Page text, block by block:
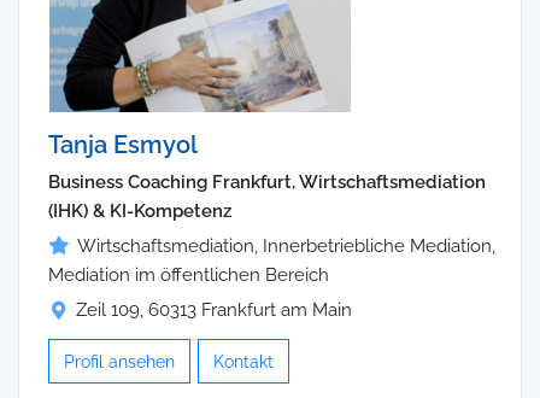
Tanja Esmyol
Business Coaching Frankfurt, Wirtschaftsmediation
(IHK) & KI-Kompetenz
Wirtschaftsmediation, Innerbetriebliche Mediation,
Mediation im öffentlichen Bereich
Zeil 109, 60313 Frankfurt am Main
Profil ansehen Kontakt